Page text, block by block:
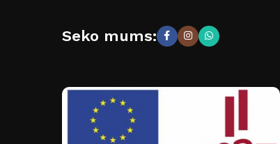
Seko mums: